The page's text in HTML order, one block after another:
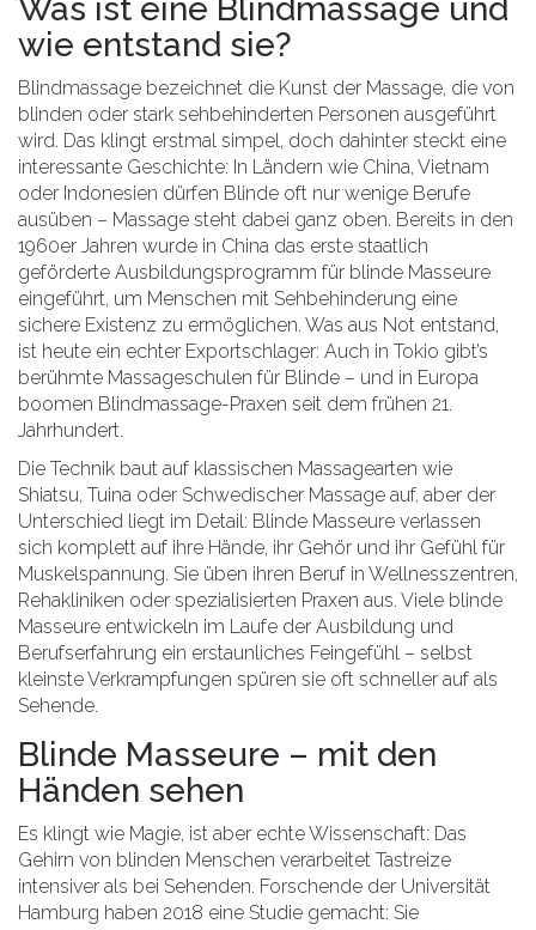
Was ist eine Blindmassage und
wie entstand sie?
Blindmassage bezeichnet die Kunst der Massage, die von
blinden oder stark sehbehinderten Personen ausgeführt
wird. Das klingt erstmal simpel, doch dahinter steckt eine
interessante Geschichte: In Ländern wie China, Vietnam
oder Indonesien dürfen Blinde oft nur wenige Berufe
ausüben – Massage steht dabei ganz oben. Bereits in den
1960er Jahren wurde in China das erste staatlich
geförderte Ausbildungsprogramm für blinde Masseure
eingeführt, um Menschen mit Sehbehinderung eine
sichere Existenz zu ermöglichen. Was aus Not entstand,
ist heute ein echter Exportschlager: Auch in Tokio gibt’s
berühmte Massageschulen für Blinde – und in Europa
boomen Blindmassage-Praxen seit dem frühen 21.
Jahrhundert.
Die Technik baut auf klassischen Massagearten wie
Shiatsu, Tuina oder Schwedischer Massage auf, aber der
Unterschied liegt im Detail: Blinde Masseure verlassen
sich komplett auf ihre Hände, ihr Gehör und ihr Gefühl für
Muskelspannung. Sie üben ihren Beruf in Wellnesszentren,
Rehakliniken oder spezialisierten Praxen aus. Viele blinde
Masseure entwickeln im Laufe der Ausbildung und
Berufserfahrung ein erstaunliches Feingefühl – selbst
kleinste Verkrampfungen spüren sie oft schneller auf als
Sehende.
Blinde Masseure – mit den
Händen sehen
Es klingt wie Magie, ist aber echte Wissenschaft: Das
Gehirn von blinden Menschen verarbeitet Tastreize
intensiver als bei Sehenden. Forschende der Universität
Hamburg haben 2018 eine Studie gemacht: Sie